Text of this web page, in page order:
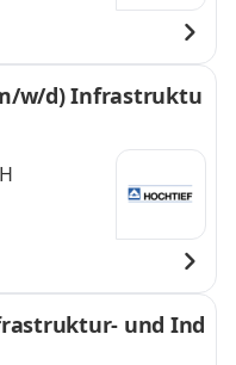
w/d) Infrastruktu
und Ind